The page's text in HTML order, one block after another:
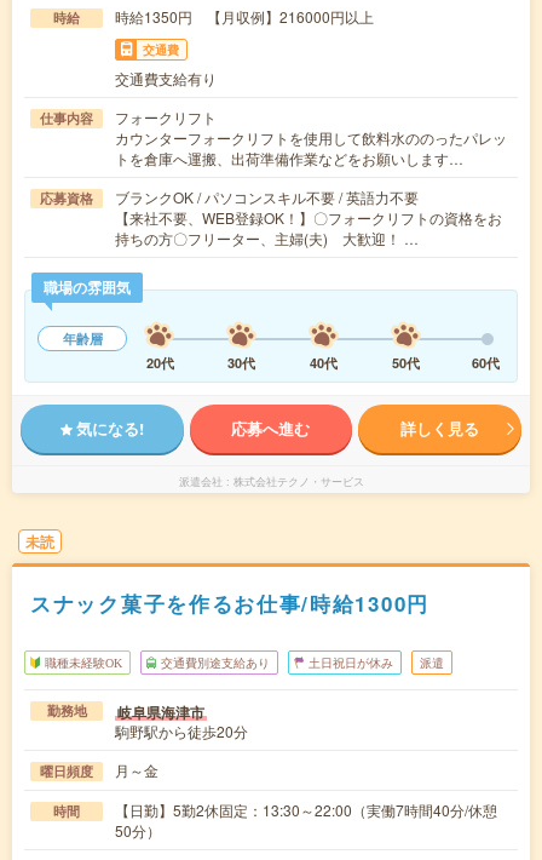
時給 時給1350円 【月収例】216000円以上
交通費
交通費支給有り
仕事内容
フォークリフト
カウンターフォークリフトを使用して飲料水ののったパレッ
トを倉庫へ運搬、出荷準備作業などをお願いします…
応募資格
ブランクOK / パソコンスキル不要 / 英語力不要
【来社不要、WEB登録OK！】〇フォークリフトの資格をお
持ちの方〇フリーター、主婦(夫) 大歓迎！ …
職場の雰囲気
年齢層
20代
30代 40代 50代 60代
気になる! 応募へ進む 詳しく見る
派遣会社 株式会社テクノ・サービス
未読
スナック菓子を作るお仕事/時給1300円
職種未経験OK 交通費別途支給あり 土日祝日が休み 派遣
勤務地 岐阜県海津市
駒野駅から徒歩20分
曜日頻度 月～金
時間
【日勤】5勤2休固定：13:30～22:00（実働7時間40分/休憩
50分）